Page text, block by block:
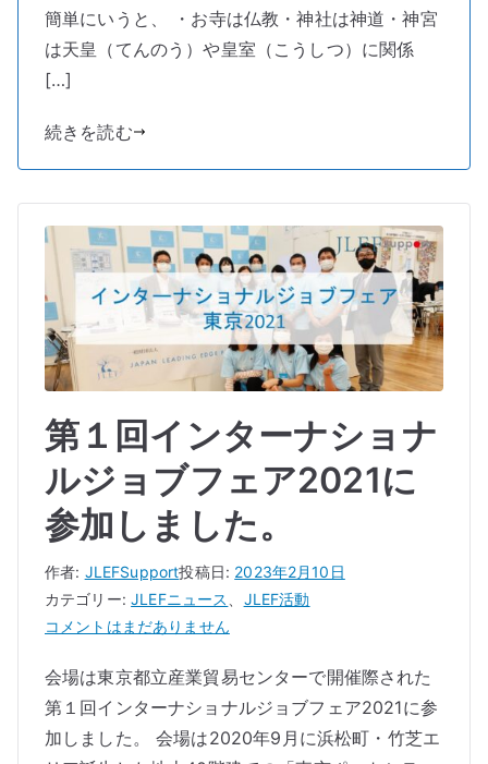
参
拝
の
簡単にいうと、 ・お寺は仏教・神社は神道・神宮
は天皇（てんのう）や皇室（こうしつ）に関係
[…]
続きを読む
第１回インターナショナ
ルジョブフェア2021に
参加しました。
作者: JLEFSupport投稿日: 2023年2月10日
カテゴリー:JLEFニュース
JLEF活動
第
回
イ
ン
コメントはまだありません
会場は東京都立産業貿易センターで開催際された
第１回インターナショナルジョブフェア2021に参
加しました。 会場は2020年9月に浜松町・竹芝エ